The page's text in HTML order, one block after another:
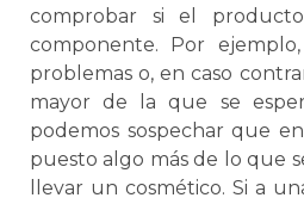
comprobar si el
componente. Por
problemas o, en caso
mayor de la que se
podemos sospechar que
puesto algo más de lo que
llevar un cosmético. Si a